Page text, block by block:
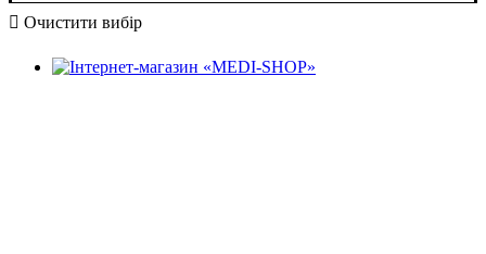
Очистити вибір